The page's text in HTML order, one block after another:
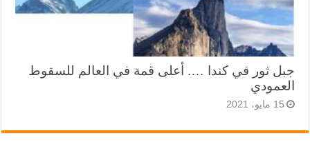
جبل ثور في كندا …. أعلى قمة في العالم للسقوط
العمودي
15 مايو، 2021